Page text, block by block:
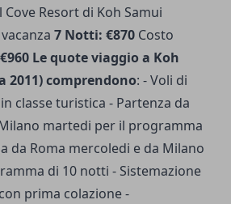
Resort di Koh Samui
7 Notti: €870 Costo
Le quote viaggio a Koh
2011) comprendono: - Voli di
classe turistica - Partenza da
martedi per il programma
da Roma mercoledi e da Milano
di 10 notti - Sistemazione
prima colazione -